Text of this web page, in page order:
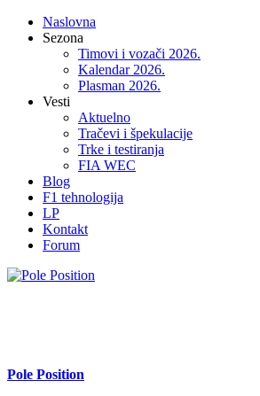
Naslovna
Sezona
Timovi i vozači 2026.
Kalendar 2026.
Plasman 2026.
Vesti
Aktuelno
Tračevi i špekulacije
Trke i testiranja
FIA WEC
Blog
F1 tehnologija
LP
Kontakt
Forum
Pole Position